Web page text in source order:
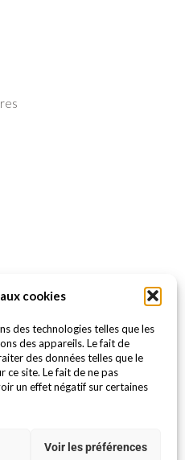
cookies
des technologies telles que les
des appareils. Le fait de
des données telles que le
ce site. Le fait de ne pas
un effet négatif sur certaines
Voir les préférences